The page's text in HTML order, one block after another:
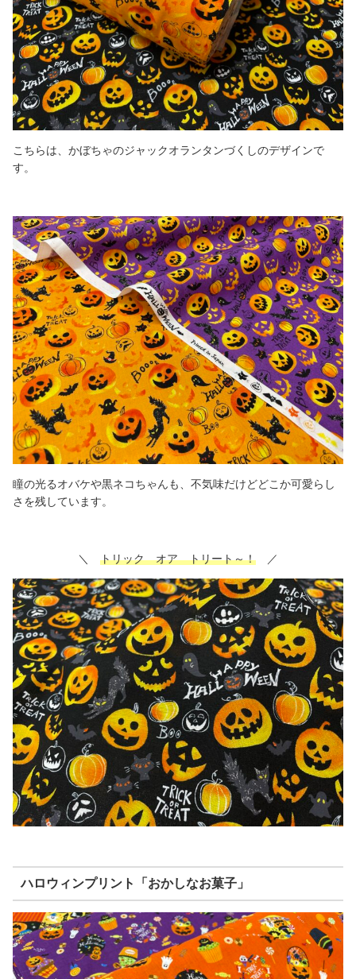
こちらは、かぼちゃのジャックオランタンづくしのデザインで
す。
瞳の光るオバケや黒ネコちゃんも、不気味だけどどこか可愛らし
さを残しています。
＼ トリック オア トリート～！ ／
ハロウィンプリント「おかしなお菓子」